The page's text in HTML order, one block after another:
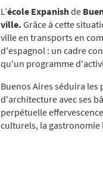
L’école Expanishde
ville. Grâce à cette
ville en transports en
d'espagnol : un cadre
qu'un programme
Buenos Aires séduira
d'architecture avec ses
perpétuelle
culturels, la gastronomie